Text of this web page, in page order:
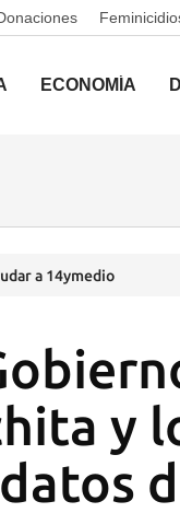
ECONOMÍA
a 14ymedio
y